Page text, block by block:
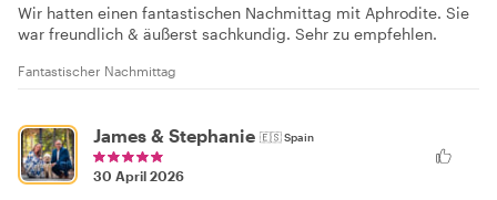
Wir hatten einen fantastischen Nachmittag mit Aphrodite. Sie
war freundlich & äußerst sachkundig. Sehr zu empfehlen.
Fantastischer Nachmittag
James & Stephanie 🇪🇸Spain
30 April 2026